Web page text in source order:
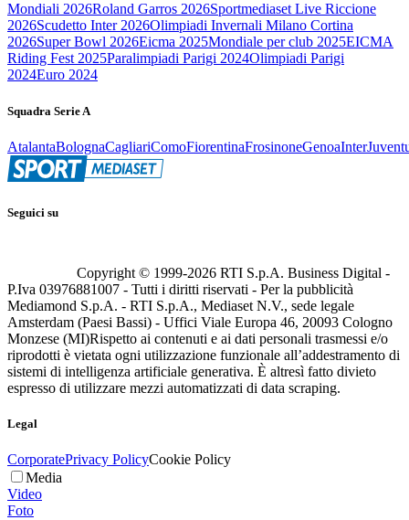
Mondiali 2026Roland Garros 2026Sportmediaset Live Riccione
2026Scudetto Inter 2026Olimpiadi Invernali Milano Cortina
2026Super Bowl 2026Eicma 2025Mondiale per club 2025EICMA
Riding Fest 2025Paralimpiadi Parigi 2024Olimpiadi Parigi
2024Euro 2024
Squadra Serie A
AtalantaBolognaCagliariComoFiorentinaFrosinoneGenoaInter
Seguici su
Copyright © 1999-2026 RTI S.p.A. Business Digital -
P.Iva 03976881007 - Tutti i diritti riservati - Per la pubblicità
Mediamond S.p.A. - RTI S.p.A., Mediaset N.V., sede legale
Amsterdam (Paesi Bassi) - Uffici Viale Europa 46, 20093 Cologno
Monzese (MI)Rispetto ai contenuti e ai dati personali trasmessi e/o
riprodotti è vietata ogni utilizzazione funzionale all’addestramento di
sistemi di intelligenza artificiale generativa. È altresì fatto divieto
espresso di utilizzare mezzi automatizzati di data scraping.
Legal
CorporatePrivacy PolicyCookie Policy
Media
Video
Foto